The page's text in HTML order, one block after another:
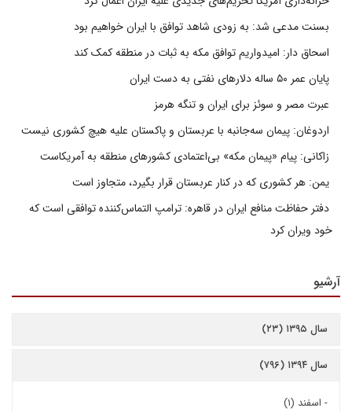
بسنت مدعی شد: به زودی شاهد توافق با ایران خواهیم بود
اسحاق دار: امیدواریم توافق مکه به ثبات در منطقه کمک کند
پایان عمر ۵۰ ساله دلارهای نفتی به دست ایران
عبرت مصر و سوئز برای ایران و تنگه هرمز
اردوغان: پیمان سه‌جانبه با عربستان و پاکستان علیه هیچ کشوری نیست
زاکانی: پیام «پیمان مکه» بی‌اعتمادی کشورهای منطقه به آمریکاست
یمن: هر کشوری که در کنار عربستان قرار بگیرد، متجاوز است
دفتر حفاظت منافع ایران در قاهره: ترامپ التماس‌کننده توافقی است که
خود ویران کرد
آرشیو
سال ۱۳۹۵ (۲۳)
سال ۱۳۹۴ (۷۹۶)
- اسفند (۱)